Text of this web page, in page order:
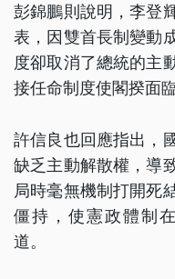
彭錦鵬則說明，李登
表，因雙首長制變動
度卻取消了總統的主
接任命制度使閣揆面
許信良也回應指出，
缺乏主動解散權，導
局時毫無機制打開死
僵持，使憲政體制
道。